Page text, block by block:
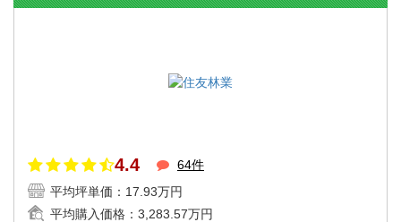
4.4
64件
平均坪単価： 17.93万円
平均購入価格： 3,283.57万円